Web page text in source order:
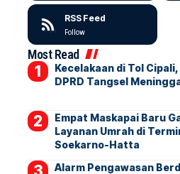
RSS Feed
Follow
Most Read
Kecelakaan di Tol
DPRD Tangsel
Empat Maskapai Baru
Layanan Umrah di
Soekarno-Hatta
Alarm Pengawasan